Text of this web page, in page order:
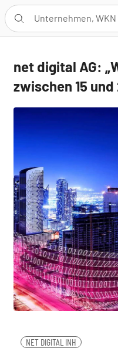
net digital AG:
zwischen 15 und
NET DIGITAL INH